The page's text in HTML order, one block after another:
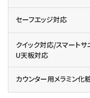
セーフエッジ対応
クイック対応/スマート
U天板対応
カウンター用メラミン化